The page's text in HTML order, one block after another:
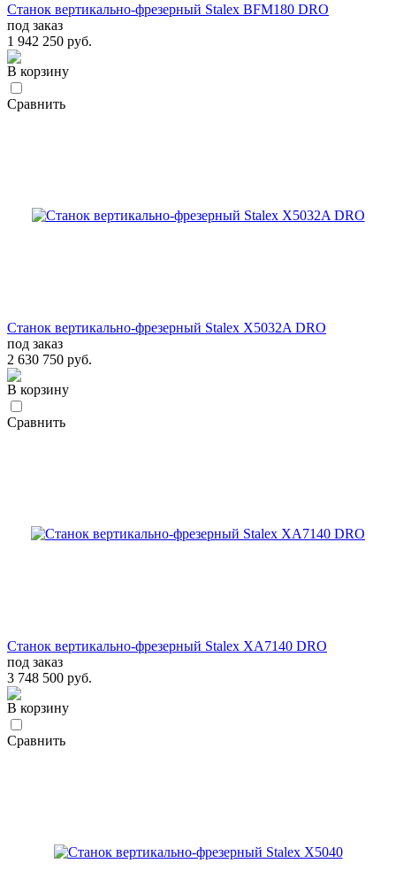
Станок вертикально-фрезерный Stalex BFM180 DRO
под заказ
1 942 250 руб.
В корзину
Сравнить
Станок вертикально-фрезерный Stalex X5032A DRO
под заказ
2 630 750 руб.
В корзину
Сравнить
Станок вертикально-фрезерный Stalex XA7140 DRO
под заказ
3 748 500 руб.
В корзину
Сравнить